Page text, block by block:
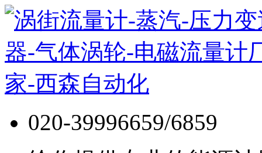
020-39996659/6859